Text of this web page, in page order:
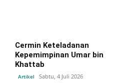
Cermin Keteladanan
Kepemimpinan Umar bin
Khattab
Artikel Sabtu, 4 Juli 2026